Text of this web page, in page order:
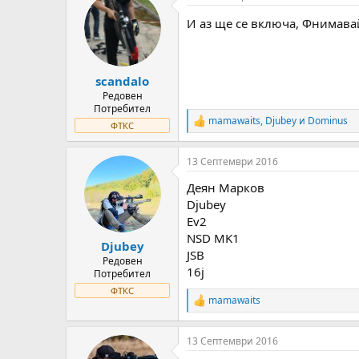
i
scandalo
Редовен
Потребител
ФТКС
И аз ще се включа,
R
e
a
c
i
o
n
s
:
mamawaits, Djubey и Dominus
Djubey
Редовен
Потребител
ФТКС
13 Септември 2016
Деян Марков
Djubey
Ev2
NSD MK1
JSB
16j
R
e
a
c
mamawaits
13 Септември 2016